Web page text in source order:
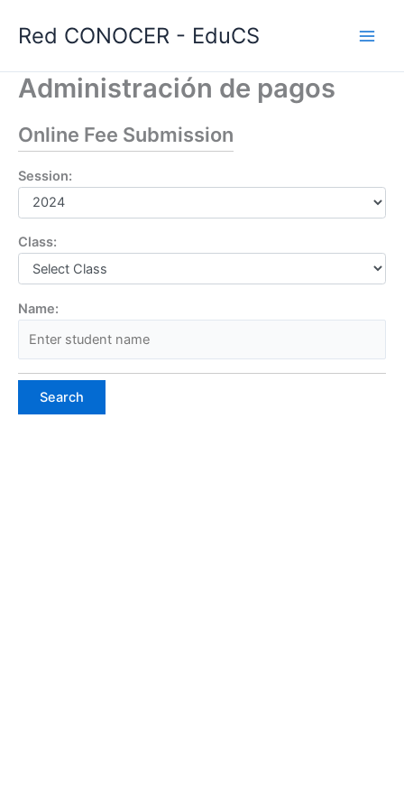
Red CONOCER - EduCS
Administración de pagos
Online Fee Submission
Session:
Class:
Name:
Search